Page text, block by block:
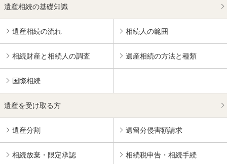
遺産相続の基礎知識
遺産相続の流れ 相続人の範囲
相続財産と相続人の調査 遺産相続の方法と種類
国際相続
遺産を受け取る方
遺産分割 遺留分侵害額請求
相続放棄・限定承認 相続税申告・相続手続